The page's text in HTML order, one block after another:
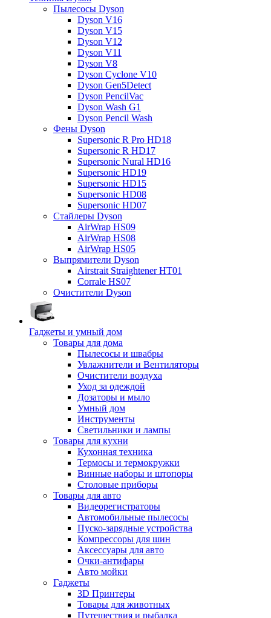
Пылесосы Dyson
Dyson V16
Dyson V15
Dyson V12
Dyson V11
Dyson V8
Dyson Cyclone V10
Dyson Gen5Detect
Dyson PencilVac
Dyson Wash G1
Dyson Pencil Wash
Фены Dyson
Supersonic R Pro HD18
Supersonic R HD17
Supersonic Nural HD16
Supersonic HD19
Supersonic HD15
Supersonic HD08
Supersonic HD07
Стайлеры Dyson
AirWrap HS09
AirWrap HS08
AirWrap HS05
Выпрямители Dyson
Airstrait Straightener HT01
Corrale HS07
Очистители Dyson
Гаджеты и умный дом
Товары для дома
Пылесосы и швабры
Увлажнители и Вентиляторы
Очистители воздуха
Уход за одеждой
Дозаторы и мыло
Умный дом
Инструменты
Светильники и лампы
Товары для кухни
Кухонная техника
Термосы и термокружки
Винные наборы и штопоры
Столовые приборы
Товары для авто
Видеорегистраторы
Автомобильные пылесосы
Пуско-зарядные устройства
Компрессоры для шин
Аксессуары для авто
Очки-антифары
Авто мойки
Гаджеты
3D Принтеры
Товары для животных
Путешествия и рыбалка